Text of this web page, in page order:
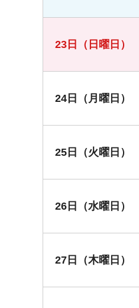
23日（日曜日）
24日（月曜日）
25日（火曜日）
26日（水曜日）
27日（木曜日）